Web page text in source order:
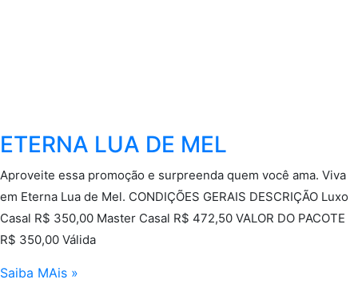
ETERNA LUA DE MEL
Aproveite essa promoção e surpreenda quem você ama. Viva
em Eterna Lua de Mel. CONDIÇÕES GERAIS DESCRIÇÃO Luxo
Casal R$ 350,00 Master Casal R$ 472,50 VALOR DO PACOTE
R$ 350,00 Válida
Saiba MAis »